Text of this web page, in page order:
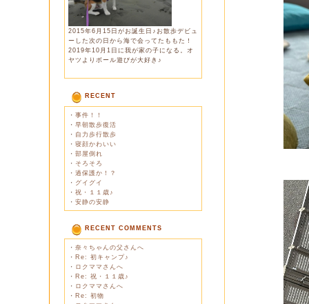
2015年6月15日がお誕生日♪お散歩デビュ
ーした次の日から海で会ってたももた！
2019年10月1日に我が家の子になる。オ
ヤツよりボール遊びが大好き♪
RECENT
・ 事件！！
・ 早朝散歩復活
・ 自力歩行散歩
・ 寝顔かわいい
・ 部屋倒れ
・ そろそろ
・ 過保護か！？
・ グイグイ
・ 祝・１１歳♪
・ 安静の安静
RECENT COMMENTS
・ 奈々ちゃんの父さんへ
・ Re: 初キャンプ♪
・ ロクママさんへ
・ Re: 祝・１１歳♪
・ ロクママさんへ
・ Re: 初物